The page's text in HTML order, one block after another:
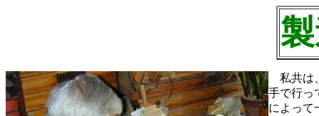
私共は
手で行っ
によって